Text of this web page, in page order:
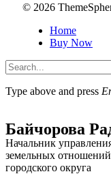
© 2026
Home
Buy Now
Type above and press
Администрация
Байчорова
Начальник
земельных
городского округа